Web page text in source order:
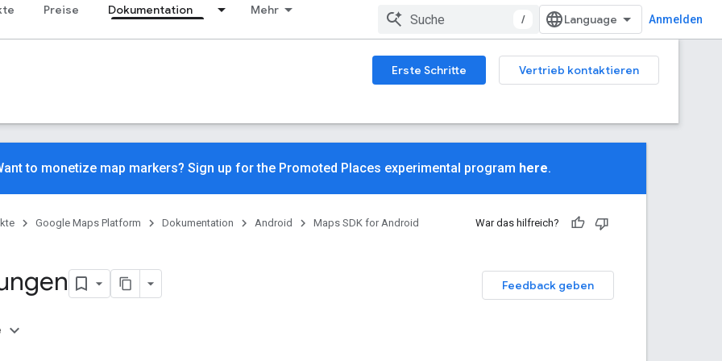
Preise Dokumentation Mehr
/ Anmelden
Erste Schritte
Vertrieb kontaktieren
to monetize map markers? Sign up for the Promoted Places experimental program here.
Google Maps Platform Dokumentation Android
Maps SDK for Android
War das hilfreich?
Feedback geben